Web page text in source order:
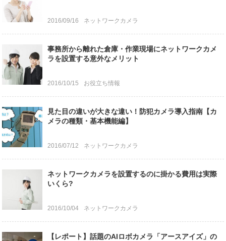
2016/09/16 ネットワークカメラ
事務所から離れた倉庫・作業現場にネットワークカメ
ラを設置する意外なメリット
2016/10/15 お役立ち情報
見た目の違いが大きな違い！防犯カメラ導入指南【カ
メラの種類・基本機能編】
2016/07/12 ネットワークカメラ
ネットワークカメラを設置するのに掛かる費用は実際
いくら?
2016/10/04 ネットワークカメラ
【レポート】話題のAIロボカメラ「アースアイズ」の